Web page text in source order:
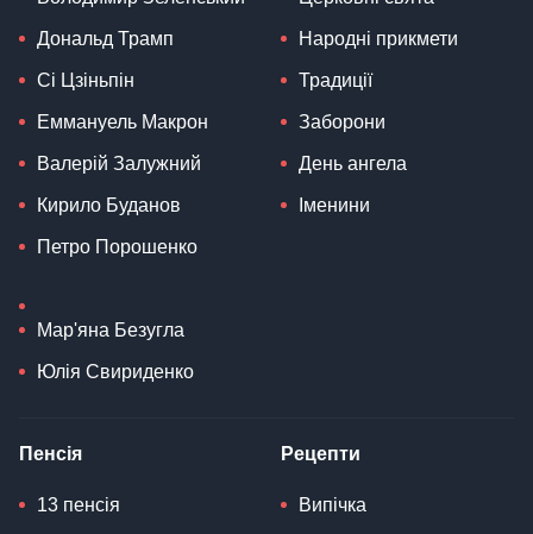
Дональд Трамп
Сі Цзіньпін
Еммануель Макрон
Валерій Залужний
Кирило Буданов
Петро Порошенко
Мар'яна Безугла
Юлія Свириденко
Народні прикмети
Традиції
Заборони
День ангела
Іменини
Пенсія
13 пенсія
Рецепти
Випічка